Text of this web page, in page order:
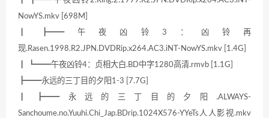
NowYS.mkv [698M]
┃ ┣━━午夜凶铃3：凶铃再
现.Rasen.1998.R2.JPN.DVDRip.x264.AC3.iNT-NowYS.mkv [1.4G]
┃ ┗━━午夜凶铃4：贞相大白.BD中字1280高清.rmvb [1.1G]
┣━━永远的三丁目的夕阳1-3 [7.7G]
┃ ┣━━永远的三丁目的夕阳.ALWAYS-
Sanchoume.no.Yuuhi.Chi_Jap.BDrip.1024X576-YYeTs人人影视.mkv